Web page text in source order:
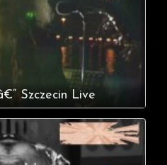
Szczecin Live